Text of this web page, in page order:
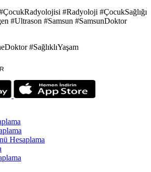
#Radyoloji #ÇocukSağlığı
#Ultrason #Samsun #SamsunDoktor
#SağlıklıYaşam
Hesaplama